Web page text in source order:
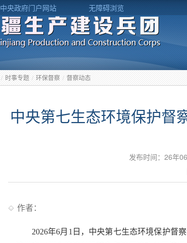
中央政府门户网站 无障碍浏览
/ 时事专题 / 环保督察 / 督察动态
中央第七生态环境保护督
发布时间：26年
作者：
2026年6月1日，中央第七生态环境保护督